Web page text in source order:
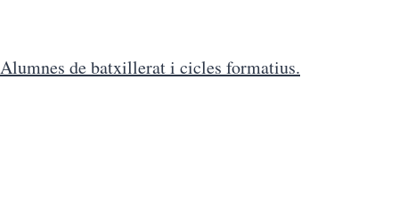
Alumnes de batxillerat i cicles formatius.